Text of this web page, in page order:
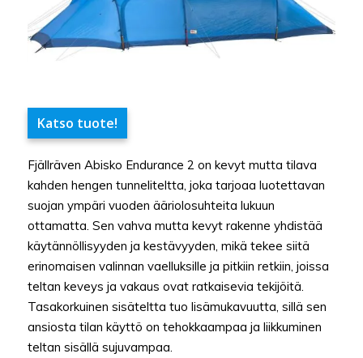
Katso tuote!
Fjällräven Abisko Endurance 2 on kevyt mutta tilava
kahden hengen tunneliteltta, joka tarjoaa luotettavan
suojan ympäri vuoden ääriolosuhteita lukuun
ottamatta. Sen vahva mutta kevyt rakenne yhdistää
käytännöllisyyden ja kestävyyden, mikä tekee siitä
erinomaisen valinnan vaelluksille ja pitkiin retkiin, joissa
teltan keveys ja vakaus ovat ratkaisevia tekijöitä.
Tasakorkuinen sisäteltta tuo lisämukavuutta, sillä sen
ansiosta tilan käyttö on tehokkaampaa ja liikkuminen
teltan sisällä sujuvampaa.